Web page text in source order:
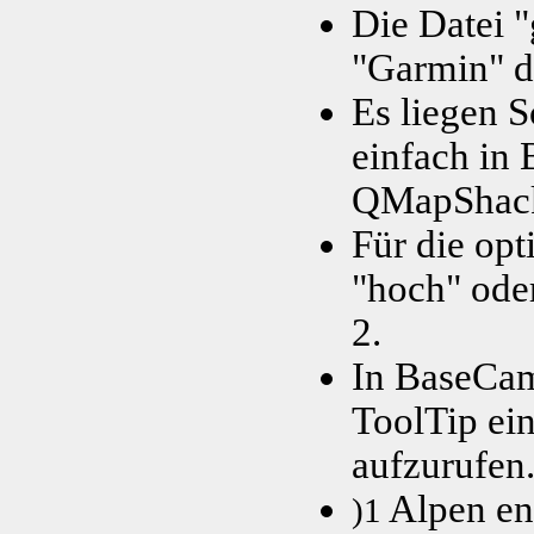
Die Datei
"Garmin"
Es liegen
einfach in
Für die
"hoch"
2.
In
ToolTip
aufzurufen.
)1 Alpen